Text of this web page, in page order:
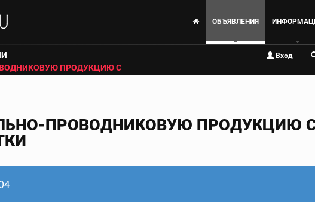
ОБЪЯВЛЕНИЯ
ПРОДУКЦИЮ С
Вход
ПРОВОДНИКОВУЮ ПРОДУКЦИЮ С